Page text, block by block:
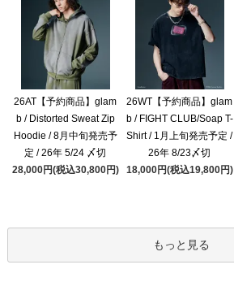
26AT【予約商品】glam
b / Distorted Sweat Zip
Hoodie / 8月中旬発売予
定 / 26年 5/24 〆切
28,000円(税込30,800円)
26WT【予約商品】glam
b / FIGHT CLUB/Soap T-
Shirt / 1月上旬発売予定 /
26年 8/23〆切
18,000円(税込19,800円)
もっと見る